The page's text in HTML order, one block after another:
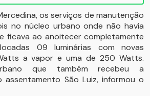
os serviços de manutenção
no núcleo urbano onde não havia
ficava ao anoitecer completamente
09 luminárias com novas
a vapor e uma de 250 Watts.
que também recebeu a
assentamento São Luiz, informou o